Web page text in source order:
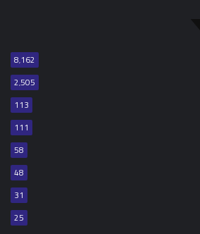
8٬162
2٬505
113
111
58
48
31
25